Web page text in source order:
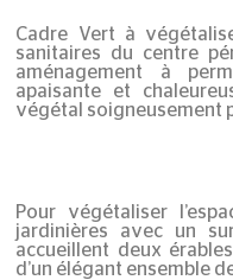
Cadre Vert à
sanitaires du centre
aménagement à
apaisante et
végétal soigneusement
Pour végétaliser
jardinières avec un
accueillent deux
d’un élégant ensemble